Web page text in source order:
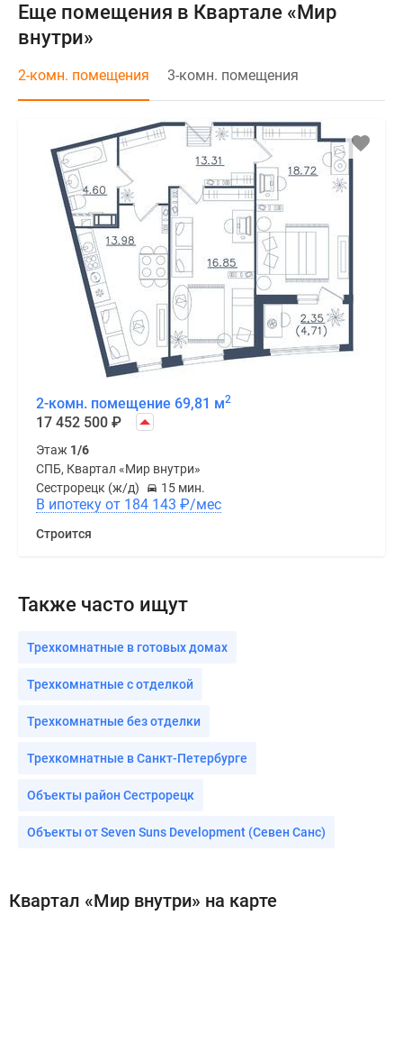
Еще помещения в Квартале «Мир
внутри»
2-комн. помещения 3-комн. помещения
2-комн. помещение 69,81 м2
17 452 500 ₽
Этаж 1/6
СПБ, Квартал «Мир внутри»
Сестрорецк (ж/д)
15 мин.
В ипотеку от 184 143 ₽/мес
Строится
Также часто ищут
Трехкомнатные в готовых домах
Трехкомнатные с отделкой
Трехкомнатные без отделки
Трехкомнатные в Санкт-Петербурге
Объекты район Сестрорецк
Объекты от Seven Suns Development (Севен Санс)
Квартал «Мир внутри» на карте